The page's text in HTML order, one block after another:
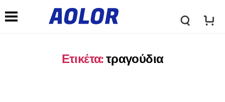
λ
Ετικέτα:τραγούδια